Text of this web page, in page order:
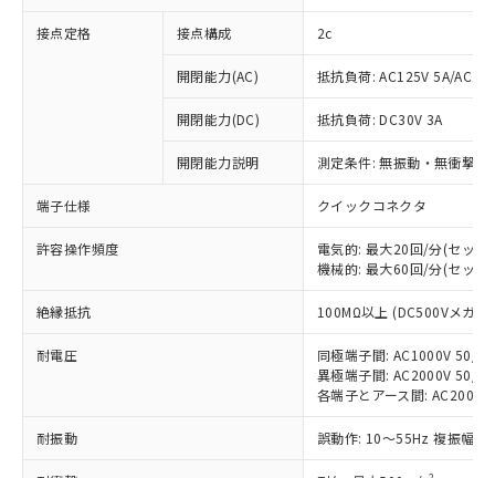
接点定格 接点構成 2c
開閉能力(AC) 抵抗負荷: AC125V 5A/
開閉能力(DC) 抵抗負荷: DC30V 3A
開閉能力説明 測定条件: 無振動・無衝撃
端子仕様 クイックコネクタ
許容操作頻度
電気的: 最大20回/分(セット
機械的: 最大60回/分(セット
絶縁抵抗 100MΩ以上 (DC500Vメガ)
耐電圧
同極端子間: AC1000V 50/
異極端子間: AC2000V 50/
各端子とアース間:
耐振動 誤動作: 10～55Hz 複振幅
非含有に対応した製品が提供可能な商品で
対応予定：EU RoHS指令（10物質）の非含
有に対応した製品に切り替える予定のある
対応予定なし：EU RoHS指令（10物質）の